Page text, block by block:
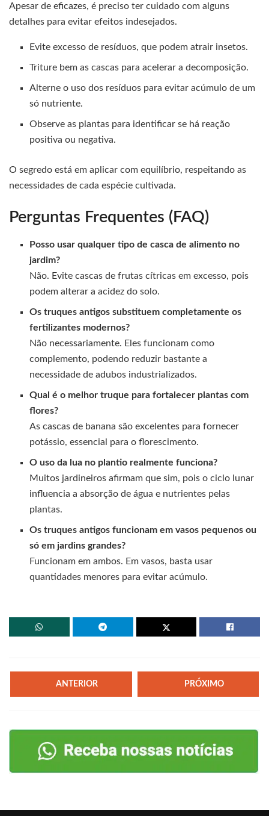
Apesar de eficazes, é preciso ter cuidado com alguns
detalhes para evitar efeitos indesejados.
Evite excesso de resíduos, que podem atrair insetos.
Triture bem as cascas para acelerar a decomposição.
Alterne o uso dos resíduos para evitar acúmulo de um
só nutriente.
Observe as plantas para identificar se há reação
positiva ou negativa.
O segredo está em aplicar com equilíbrio, respeitando as
necessidades de cada espécie cultivada.
Perguntas Frequentes (FAQ)
Posso usar qualquer tipo de casca de alimento no
jardim?
Não. Evite cascas de frutas cítricas em excesso, pois
podem alterar a acidez do solo.
Os truques antigos substituem completamente os
fertilizantes modernos?
Não necessariamente. Eles funcionam como
complemento, podendo reduzir bastante a
necessidade de adubos industrializados.
Qual é o melhor truque para fortalecer plantas com
flores?
As cascas de banana são excelentes para fornecer
potássio, essencial para o florescimento.
O uso da lua no plantio realmente funciona?
Muitos jardineiros afirmam que sim, pois o ciclo lunar
influencia a absorção de água e nutrientes pelas
plantas.
Os truques antigos funcionam em vasos pequenos ou
só em jardins grandes?
Funcionam em ambos. Em vasos, basta usar
quantidades menores para evitar acúmulo.
ANTERIOR PRÓXIMO